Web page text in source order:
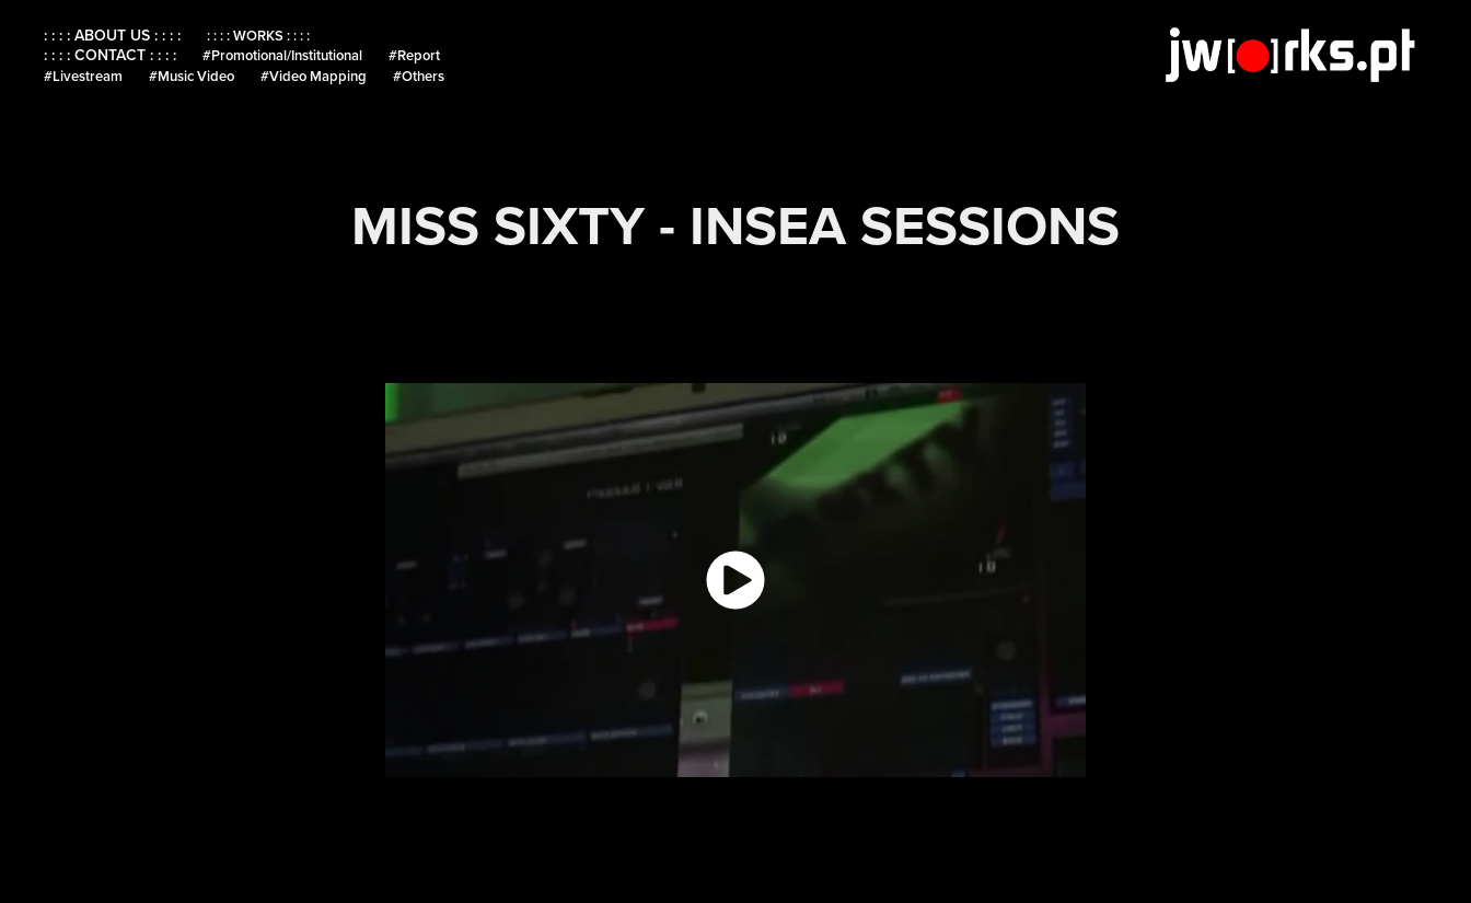
: : : : ABOUT US : : : : : : : : WORKS : : : :
: : : : CONTACT : : : : #Promotional/Institutional
#Report
#Livestream
#Music Video #Video Mapping #Others
MISS SIXTY - INSEA SESSIONS